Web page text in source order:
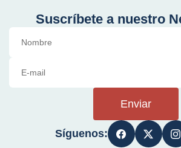
Suscríbete a nuestro
Enviar
Síguenos: